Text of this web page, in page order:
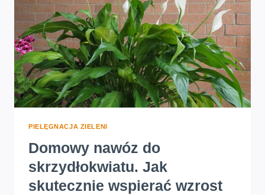
PIELĘGNACJA ZIELENI
Domowy nawóz do
skrzydłokwiatu. Jak
skutecznie wspierać wzrost